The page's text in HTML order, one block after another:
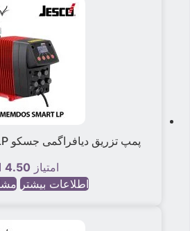
پمپ تزریق دیافراگمی جسکو MEMDOS SMART LP
امتیاز 4.50
اطلاعات بیشتر